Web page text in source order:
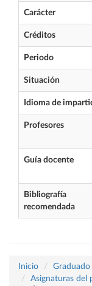
Carácter
Créditos
Periodo
Situación
Idioma de
Profesores
Guía docente
Bibliografía
recomendada
Inicio
Asignaturas del